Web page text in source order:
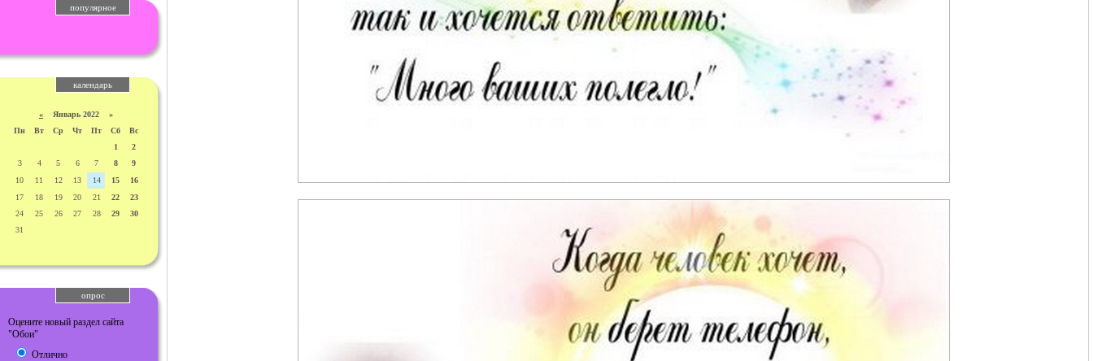
популярное
календарь
« Январь 2022 »
Пн
Вт Ср Чт Пт Сб
Вс
1
2
3
4 5 6 7 8
9
10
11 12 13 14 15
16
17
18 19 20 21 22
23
24
25 26 27 28 29
30
31
опрос
Оцените новый раздел сайта
"Обои"
Отлично